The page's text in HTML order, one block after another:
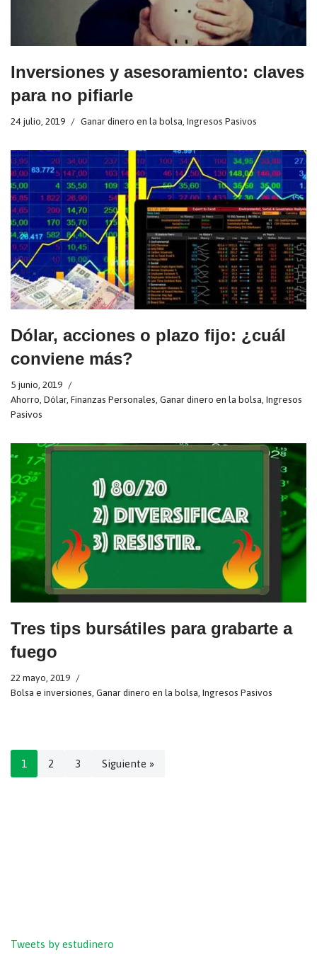
Inversiones y asesoramiento: claves
para no pifiarle
24 julio, 2019 Ganar dinero en la bolsa Ingresos Pasivos
Dólar, acciones o plazo fijo: ¿cuál
conviene más?
5 junio, 2019
Ahorro Dólar, Finanzas Personales Ganar dinero en la bolsa Ingresos
Pasivos
Tres tips bursátiles para grabarte a
fuego
22 mayo, 2019
Bolsa e inversiones Ganar dinero en la bolsa Ingresos Pasivos
1 2 3 Siguiente »
Tweets by estudinero